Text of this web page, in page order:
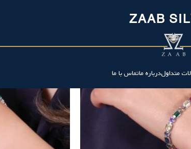
ZAAB
متداولدرباره ماتماس با ما